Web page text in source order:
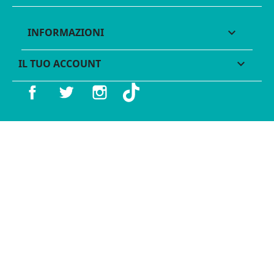
INFORMAZIONI 
IL TUO ACCOUNT 
Facebook Twitter Instagram